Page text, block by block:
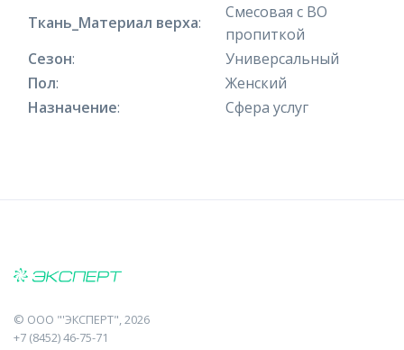
Ткань_Материал верха:
Смесовая с ВО
пропиткой
Сезон:
Универсальный
Пол:
Женский
Назначение: Сфера услуг
© ООО "'ЭКСПЕРТ", 2026
+7 (8452) 46-75-71